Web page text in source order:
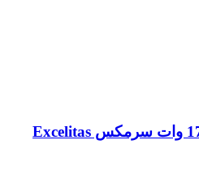
لامپ زنون آندوسکوپی 175 وات سرمکس Excelitas